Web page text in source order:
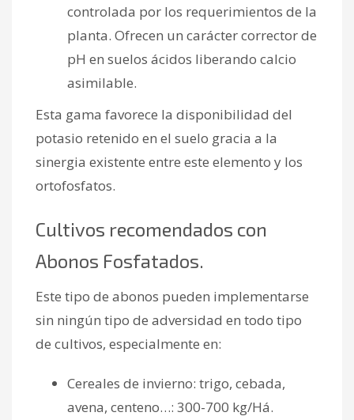
controlada por los requerimientos de la
planta. Ofrecen un carácter corrector de
pH en suelos ácidos liberando calcio
asimilable.
Esta gama favorece la disponibilidad del
potasio retenido en el suelo gracia a la
sinergia existente entre este elemento y los
ortofosfatos.
Cultivos recomendados con
Abonos Fosfatados.
Este tipo de abonos pueden implementarse
sin ningún tipo de adversidad en todo tipo
de cultivos, especialmente en:
Cereales de invierno: trigo, cebada,
avena, centeno…: 300-700 kg/Há.